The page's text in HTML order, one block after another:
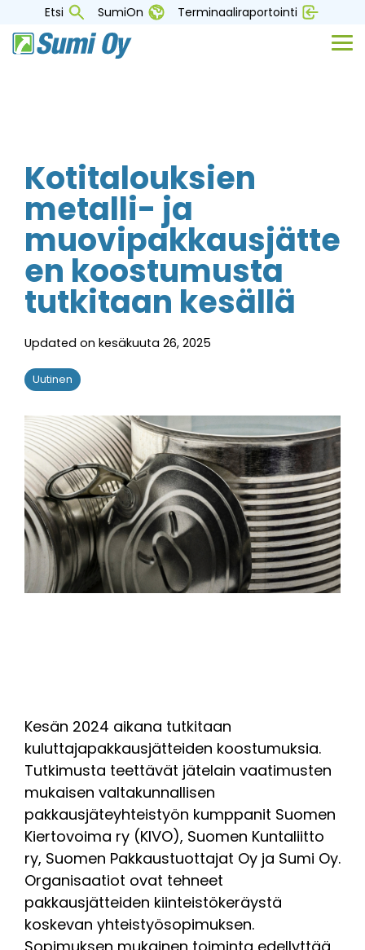
the
main
Etsi SumiOn Terminaaliraportointi
Kotitalouksien
metalli- ja
muovipakkausjätte
en koostumusta
tutkitaan kesällä
Updated on kesäkuuta 26, 2025
Uutinen
Kesän 2024 aikana tutkitaan
kuluttajapakkausjätteiden koostumuksia.
Tutkimusta teettävät jätelain vaatimusten
mukaisen valtakunnallisen
pakkausjäteyhteistyön kumppanit Suomen
Kiertovoima ry (KIVO), Suomen Kuntaliitto
ry, Suomen Pakkaustuottajat Oy ja Sumi Oy.
Organisaatiot ovat tehneet
pakkausjätteiden kiinteistökeräystä
koskevan yhteistyösopimuksen.